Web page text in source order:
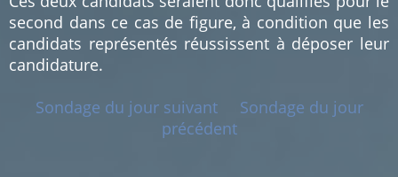
second dans ce cas de figure, à condition que les
candidats représentés réussissent à déposer leur
candidature.
Sondage du jour suivant
Sondage du jour
précédent